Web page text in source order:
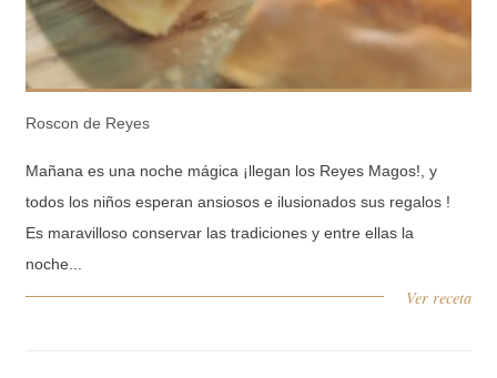
Roscon de Reyes
Mañana es una noche mágica ¡llegan los Reyes Magos!, y
todos los niños esperan ansiosos e ilusionados sus regalos !
Es maravilloso conservar las tradiciones y entre ellas la
noche...
Ver receta